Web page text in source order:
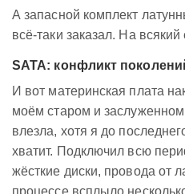
А запасной комплект
всё-таки заказал. На всякий
SATA: конфликт
И вот материнская плата
моём старом и
влезла, хотя я до
хватит. Подключил всю
жёсткие диски, провода от
процессе всплыло